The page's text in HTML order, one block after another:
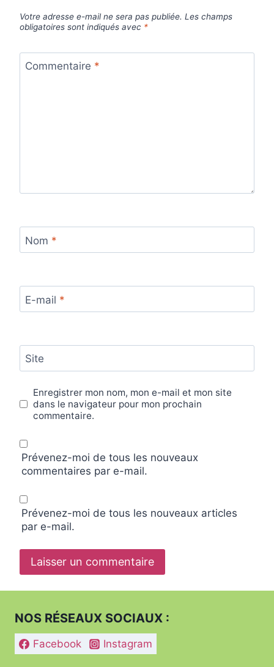
Votre adresse e-mail ne sera pas publiée. Les champs
obligatoires sont indiqués avec *
Commentaire *
Nom *
E-mail *
Site
Enregistrer mon nom, mon e-mail et mon site
dans le navigateur pour mon prochain
commentaire.
Prévenez-moi de tous les nouveaux
commentaires par e-mail.
Prévenez-moi de tous les nouveaux articles
par e-mail.
NOS RÉSEAUX SOCIAUX :
Facebook Instagram